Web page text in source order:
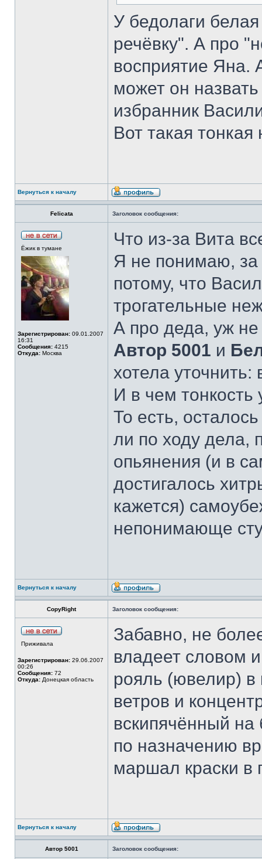
У бедолаги
речёвку". А про
восприятие Яна.
может он
избранник
Вот такая
Вернуться к началу
Felicata Заголовок сообщения:
Ёжик в тумане
Зарегистрирован: 09.01.2007
16:31
Сообщения: 4215
Откуда: Москва
Что из-за Вита
Я не понимаю, за
потому, что
трогательные
А про деда, уж
Автор 5001 и
хотела
И в чем тонкость
То есть,
ли по ходу дела,
опьянения (и в
достигалось
кажется)
непонимающе
Вернуться к началу
CopyRight Заголовок сообщения:
Приживала
Зарегистрирован: 29.06.2007
00:26
Сообщения: 72
Откуда: Донецкая область
Забавно, не
владеет словом
рояль (ювелир) в
ветров и
вскипячённый
по назначению
маршал краски в
Вернуться к началу
Автор 5001 Заголовок сообщения: